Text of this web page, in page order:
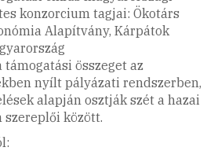
konzorcium tagjai: Ökotárs
Alapítvány, Kárpátok
összeget az
nyílt pályázati rendszerben,
alapján osztják szét a hazai
között.